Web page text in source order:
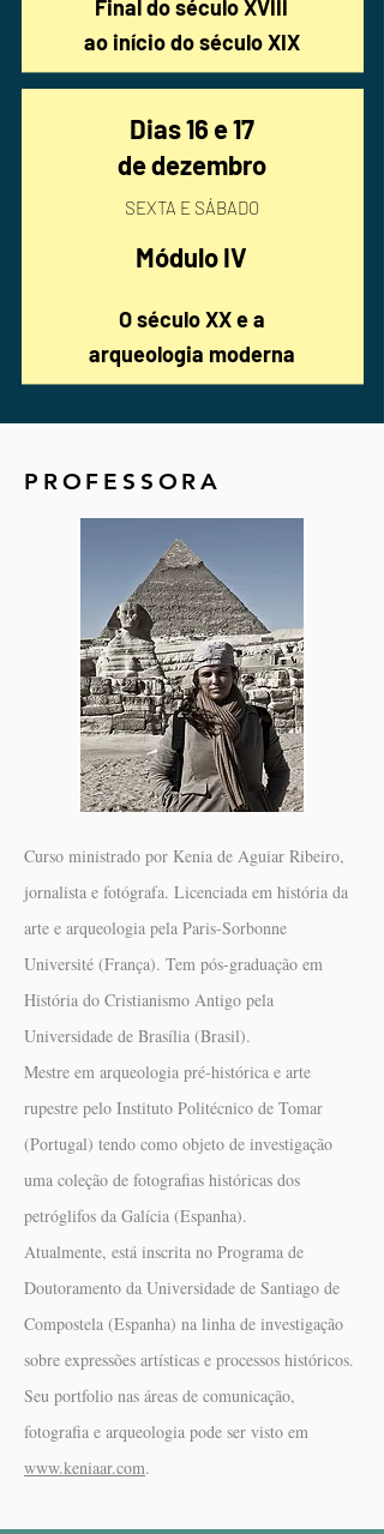
Final do século XVIII
ao início do século XIX
Dias 16 e 17
de dezembro
SEXTA E SÁBADO
Módulo IV
O século XX e a
arqueologia moderna
PROFESSORA
Curso ministrado por Kenia de Aguiar Ribeiro,
jornalista e fotógrafa. Licenciada em história da
arte e arqueologia pela Paris-Sorbonne
Université (França). Tem pós-graduação em
História do Cristianismo Antigo pela
Universidade de Brasília (Brasil).
Mestre em arqueologia pré-histórica e arte
rupestre pelo Instituto Politécnico de Tomar
(Portugal) tendo como objeto de investigação
uma coleção de fotografias históricas dos
petróglifos da Galícia (Espanha).
Atualmente, está inscrita no Programa de
Doutoramento da Universidade de Santiago de
Compostela (Espanha) na linha de investigação
sobre expressões artísticas e processos históricos.
Seu portfolio nas áreas de comunicação,
fotografia e arqueologia pode ser visto em
www.keniaar.com.